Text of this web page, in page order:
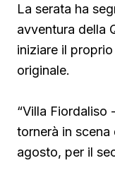
La serata ha
avventura della
iniziare il
originale.
“Villa Fiordaliso
tornerà in scena
agosto, per il